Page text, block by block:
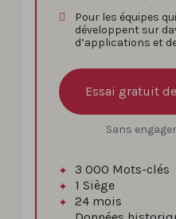
Pour les équipes
développent sur
d’applications et
Essai gratuit
Sans
3 000 Mots-clés
1 Siège
24 mois